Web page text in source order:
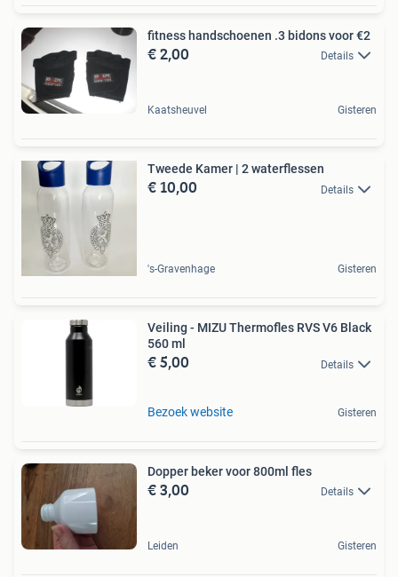
fitness handschoenen .3 bidons voor €2
€ 2,00 Details
Kaatsheuvel Gisteren
Tweede Kamer | 2 waterflessen
€ 10,00 Details
's-Gravenhage Gisteren
Veiling - MIZU Thermofles RVS V6 Black
560 ml
€ 5,00 Details
Bezoek website Gisteren
Dopper beker voor 800ml fles
€ 3,00 Details
Leiden Gisteren